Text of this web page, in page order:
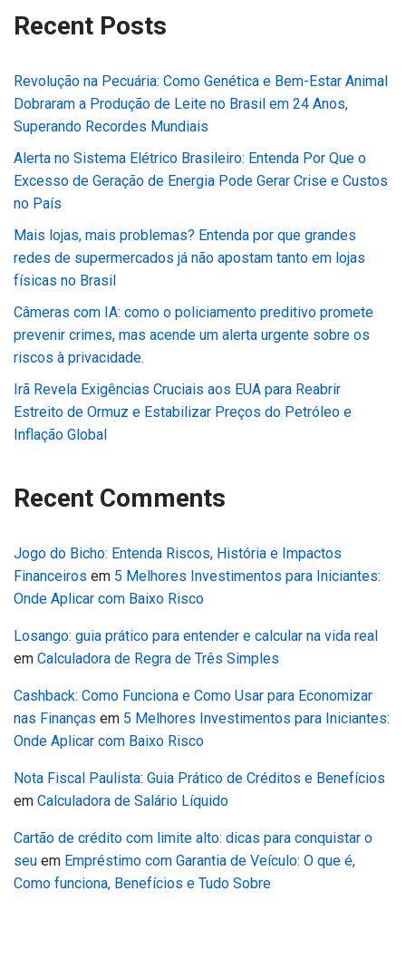
Recent Posts
Revolução na Pecuária: Como Genética e Bem-Estar Animal
Dobraram a Produção de Leite no Brasil em 24 Anos,
Superando Recordes Mundiais
Alerta no Sistema Elétrico Brasileiro: Entenda Por Que o
Excesso de Geração de Energia Pode Gerar Crise e Custos
no País
Mais lojas, mais problemas? Entenda por que grandes
redes de supermercados já não apostam tanto em lojas
físicas no Brasil
Câmeras com IA: como o policiamento preditivo promete
prevenir crimes, mas acende um alerta urgente sobre os
riscos à privacidade.
Irã Revela Exigências Cruciais aos EUA para Reabrir
Estreito de Ormuz e Estabilizar Preços do Petróleo e
Inflação Global
Recent Comments
Jogo do Bicho: Entenda Riscos, História e Impactos
Financeiros em 5 Melhores Investimentos para Iniciantes:
Onde Aplicar com Baixo Risco
Losango: guia prático para entender e calcular na vida real
em Calculadora de Regra de Três Simples
Cashback: Como Funciona e Como Usar para Economizar
nas Finanças em 5 Melhores Investimentos para Iniciantes:
Onde Aplicar com Baixo Risco
Nota Fiscal Paulista: Guia Prático de Créditos e Benefícios
em Calculadora de Salário Líquido
Cartão de crédito com limite alto: dicas para conquistar o
seu em Empréstimo com Garantia de Veículo: O que é,
Como funciona, Benefícios e Tudo Sobre